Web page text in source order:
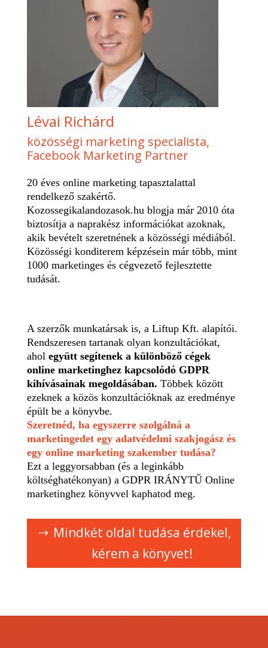
Lévai Richárd
közösségi marketing specialista,
Facebook Marketing Partner
20 éves online marketing tapasztalattal
rendelkező szakértő.
Kozossegikalandozasok.hu blogja már 2010 óta
biztosítja a naprakész információkat azoknak,
akik bevételt szeretnének a közösségi médiából.
Közösségi konditerem képzésein már több, mint
1000 marketinges és cégvezető fejlesztette
tudását.
A szerzők munkatársak is, a Liftup Kft. alapítói.
Rendszeresen tartanak olyan konzultációkat,
ahol együtt segítenek a különböző cégek
online marketinghez kapcsolódó GDPR
kihívásainak megoldásában. Többek között
ezeknek a közös konzultációknak az eredménye
épült be a könyvbe.
Szeretnéd, ha egyszerre szolgálná a
marketingedet egy adatvédelmi szakjogász és
egy online marketing szakember tudása?
Ezt a leggyorsabban (és a leginkább
költséghatékonyan) a GDPR IRÁNYTŰ Online
marketinghez könyvvel kaphatod meg.
Mindkét oldal tudása érdekel,
kérem a könyvet!